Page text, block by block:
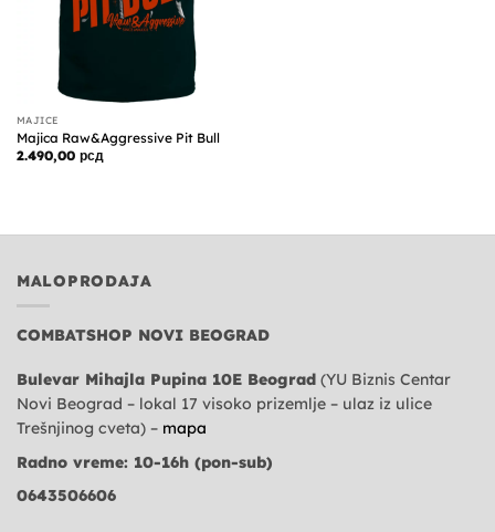
MAJICE
Majica Raw&Aggressive Pit Bull
2.490,00 рсд
MALOPRODAJA
COMBATSHOP NOVI BEOGRAD
Bulevar Mihajla Pupina 10E Beograd (YU Biznis Centar
Novi Beograd – lokal 17 visoko prizemlje – ulaz iz ulice
Trešnjinog cveta) – mapa
Radno vreme: 10-16h (pon-sub)
0643506606